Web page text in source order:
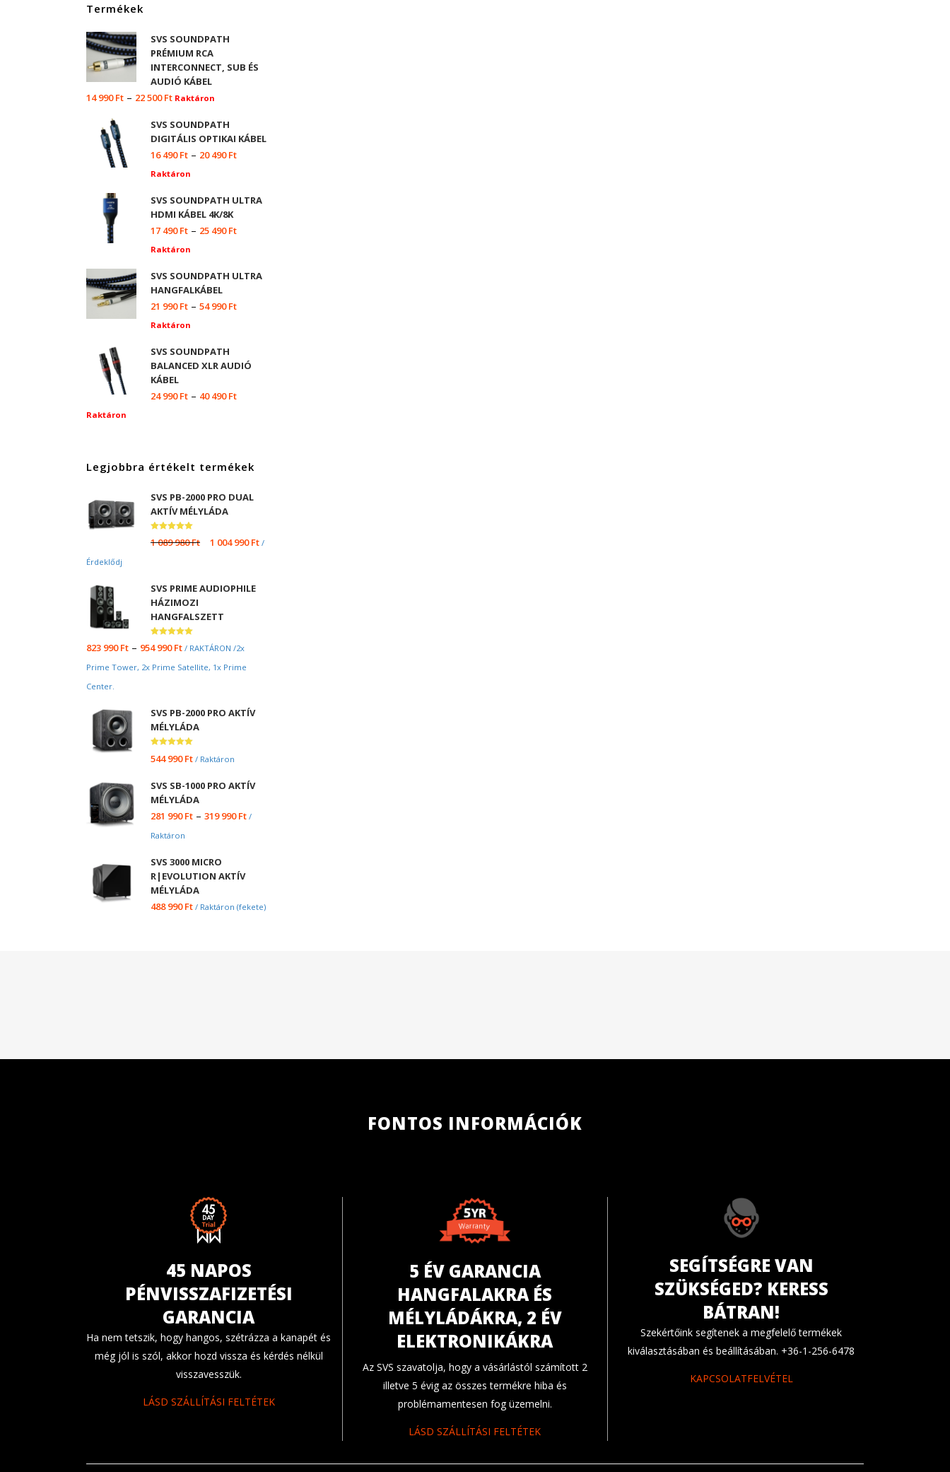
Termékek
SVS SOUNDPATH
PRÉMIUM RCA
INTERCONNECT, SUB ÉS
AUDIÓ KÁBEL
14 990Ft – 22 500Ft Raktáron
SVS SOUNDPATH
DIGITÁLIS OPTIKAI KÁBEL
16 490Ft – 20 490Ft
Raktáron
SVS SOUNDPATH ULTRA
HDMI KÁBEL 4K/8K
17 490Ft – 25 490Ft
Raktáron
SVS SOUNDPATH ULTRA
HANGFALKÁBEL
21 990Ft – 54 990Ft
Raktáron
SVS SOUNDPATH
BALANCED XLR AUDIÓ
KÁBEL
24 990Ft – 40 490Ft
Raktáron
Legjobbra értékelt termékek
SVS PB-2000 PRO DUAL
AKTÍV MÉLYLÁDA
5.00/ 5
1 089 980Ft 1 004 990Ft /
Érdeklődj
SVS PRIME AUDIOPHILE
HÁZIMOZI
HANGFALSZETT
5.00/ 5
823 990Ft – 954 990Ft / RAKTÁRON /2x
Prime Tower, 2x Prime Satellite, 1x Prime
Center.
SVS PB-2000 PRO AKTÍV
MÉLYLÁDA
5.00/ 5
544 990Ft / Raktáron
SVS SB-1000 PRO AKTÍV
MÉLYLÁDA
281 990Ft – 319 990Ft /
Raktáron
SVS 3000 MICRO
R|EVOLUTION AKTÍV
MÉLYLÁDA
488 990Ft / Raktáron (fekete)
FONTOS INFORMÁCIÓK
45 NAPOS
PÉNVISSZAFIZETÉSI
GARANCIA
Ha nem tetszik, hogy hangos, szétrázza a kanapét és
még jól is szól, akkor hozd vissza és kérdés nélkül
visszavesszük.
LÁSD SZÁLLÍTÁSI FELTÉTEK
5 ÉV GARANCIA
HANGFALAKRA ÉS
MÉLYLÁDÁKRA, 2 ÉV
ELEKTRONIKÁKRA
Az SVS szavatolja, hogy a vásárlástól számított 2
illetve 5 évig az összes termékre hiba és
problémamentesen fog üzemelni.
LÁSD SZÁLLÍTÁSI FELTÉTEK
SEGÍTSÉGRE VAN
SZÜKSÉGED? KERESS
BÁTRAN!
Szekértőink segítenek a megfelelő termékek
kiválasztásában és beállításában. +36-1-256-6478
KAPCSOLATFELVÉTEL